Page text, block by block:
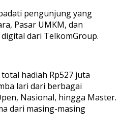
pengunjung yang
, Pasar UMKM, dan
dari TelkomGroup.
hadiah Rp527 juta
lari dari berbagai
, Nasional, hingga Master.
dari masing-masing